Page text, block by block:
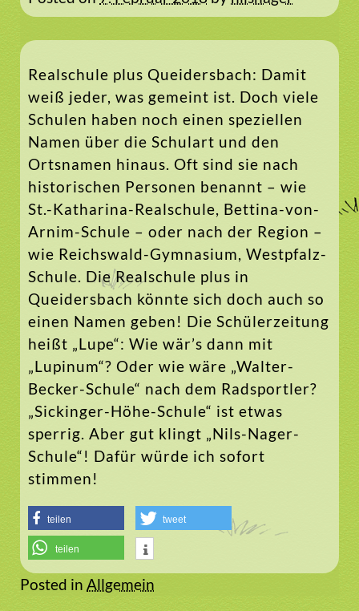
Realschule plus Queidersbach: Damit
weiß jeder, was gemeint ist. Doch viele
Schulen haben noch einen speziellen
Namen über die Schulart und den
Ortsnamen hinaus. Oft sind sie nach
historischen Personen benannt – wie
St.-Katharina-Realschule, Bettina-von-
Arnim-Schule – oder nach der Region –
wie Reichswald-Gymnasium, Westpfalz-
Schule. Die Realschule plus in
Queidersbach könnte sich doch auch so
einen Namen geben! Die Schülerzeitung
heißt „Lupe“: Wie wär’s dann mit
„Lupinum“? Oder wie wäre „Walter-
Becker-Schule“ nach dem Radsportler?
„Sickinger-Höhe-Schule“ ist etwas
sperrig. Aber gut klingt „Nils-Nager-
Schule“! Dafür würde ich sofort
stimmen!
teilen tweet
teilen
Posted in Allgemein